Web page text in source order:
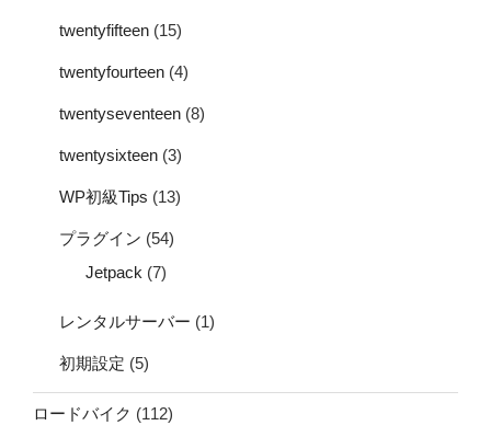
twentyfifteen (15)
twentyfourteen (4)
twentyseventeen (8)
twentysixteen (3)
WP初級Tips (13)
プラグイン (54)
Jetpack (7)
レンタルサーバー (1)
初期設定 (5)
ロードバイク (112)